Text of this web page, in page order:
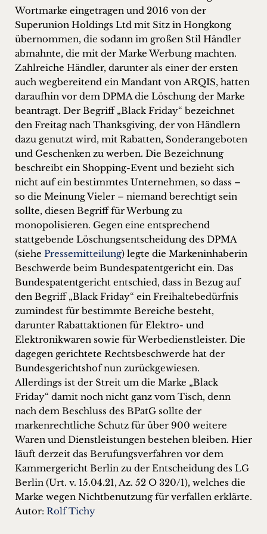
Wortmarke eingetragen und 2016 von der
Superunion Holdings Ltd mit Sitz in Hongkong
übernommen, die sodann im großen Stil Händler
abmahnte, die mit der Marke Werbung machten.
Zahlreiche Händler, darunter als einer der ersten
auch wegbereitend ein Mandant von ARQIS, hatten
daraufhin vor dem DPMA die Löschung der Marke
beantragt. Der Begriff „Black Friday“ bezeichnet
den Freitag nach Thanksgiving, der von Händlern
dazu genutzt wird, mit Rabatten, Sonderangeboten
und Geschenken zu werben. Die Bezeichnung
beschreibt ein Shopping-Event und bezieht sich
nicht auf ein bestimmtes Unternehmen, so dass –
so die Meinung Vieler – niemand berechtigt sein
sollte, diesen Begriff für Werbung zu
monopolisieren. Gegen eine entsprechend
stattgebende Löschungsentscheidung des DPMA
(siehe Pressemitteilung) legte die Markeninhaberin
Beschwerde beim Bundespatentgericht ein. Das
Bundespatentgericht entschied, dass in Bezug auf
den Begriff „Black Friday“ ein Freihaltebedürfnis
zumindest für bestimmte Bereiche besteht,
darunter Rabattaktionen für Elektro- und
Elektronikwaren sowie für Werbedienstleister. Die
dagegen gerichtete Rechtsbeschwerde hat der
Bundesgerichtshof nun zurückgewiesen.
Allerdings ist der Streit um die Marke „Black
Friday“ damit noch nicht ganz vom Tisch, denn
nach dem Beschluss des BPatG sollte der
markenrechtliche Schutz für über 900 weitere
Waren und Dienstleistungen bestehen bleiben. Hier
läuft derzeit das Berufungsverfahren vor dem
Kammergericht Berlin zu der Entscheidung des LG
Berlin (Urt. v. 15.04.21, Az. 52 O 320/1), welches die
Marke wegen Nichtbenutzung für verfallen erklärte.
Autor: Rolf Tichy